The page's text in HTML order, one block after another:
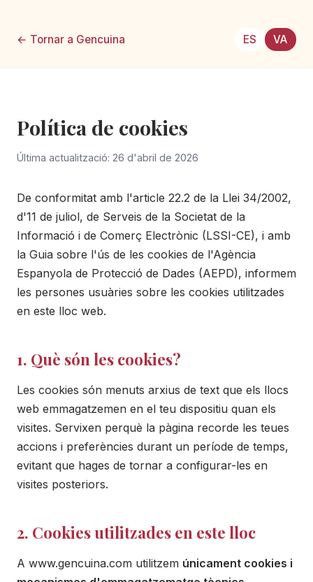
← Tornar a Gencuina ES VA
Política de cookies
Última actualització: 26 d'abril de 2026
De conformitat amb l'article 22.2 de la Llei 34/2002,
d'11 de juliol, de Serveis de la Societat de la
Informació i de Comerç Electrònic (LSSI-CE), i amb
la Guia sobre l'ús de les cookies de l'Agència
Espanyola de Protecció de Dades (AEPD), informem
les persones usuàries sobre les cookies utilitzades
en este lloc web.
1. Què són les cookies?
Les cookies són menuts arxius de text que els llocs
web emmagatzemen en el teu dispositiu quan els
visites. Servixen perquè la pàgina recorde les teues
accions i preferències durant un període de temps,
evitant que hages de tornar a configurar-les en
visites posteriors.
2. Cookies utilitzades en este lloc
A www.gencuina.com utilitzem únicament cookies i